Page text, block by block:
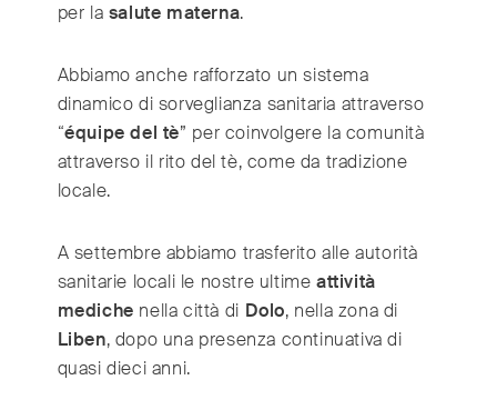
per la salute materna.
Abbiamo anche rafforzato un sistema
dinamico di sorveglianza sanitaria attraverso
“équipe del tè” per coinvolgere la comunità
attraverso il rito del tè, come da tradizione
locale.
A settembre abbiamo trasferito alle autorità
sanitarie locali le nostre ultimeattività
mediche nella città di Dolo, nella zona di
Liben, dopo una presenza continuativa di
quasi dieci anni.